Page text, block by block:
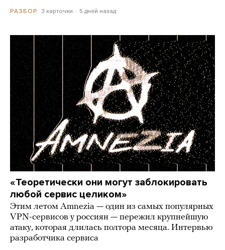
РАЗБОР 3 карточки 5 дней назад
«Теоретически они могут заблокировать
любой сервис целиком»
Этим летом Amnezia — один из самых популярных
VPN-сервисов у россиян — пережил крупнейшую
атаку, которая длилась полтора месяца. Интервью
разработчика сервиса